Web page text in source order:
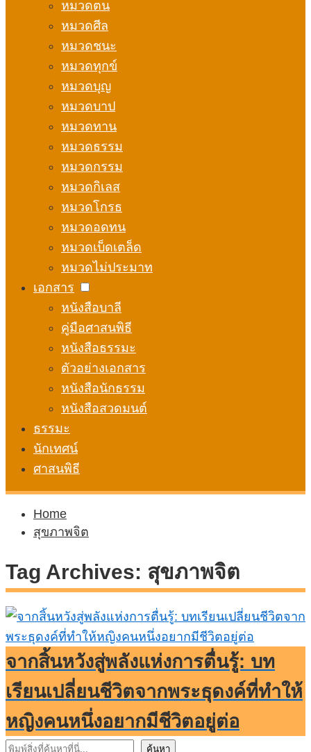
หมวดตน
หมวดศีล
หมวดชนะ
หมวดทุกข์
หมวดบุญ
หมวดบาป
หมวดทาน
หมวดธรรม
หมวดกรรม
หมวดกิเลส
หมวดโกรธ
หมวดอดทน
หมวดเบ็ดเตล็ด
หมวดไม่ประมาท
เอกสาร
หนังสือบาลี
คู่มือศาสนพิธี
หนังสือธรรมะ
ตัวอย่างเอกสาร
หนังสือนักธรรม
หนังสือสวดมนต์
ธรรมะ
นักเทศน์
ศาสนพิธี
Home
สุขภาพจิต
Tag Archives: สุขภาพจิต
จากสิ้นหวังสู่พลังแห่งการตื่นรู้: บท
เรียนเปลี่ยนชีวิตจากพระธุดงค์ที่ทำให้
หญิงคนหนึ่งอยากมีชีวิตอยู่ต่อ
ค้นหา